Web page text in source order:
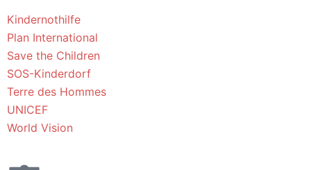
Kindernothilfe
Plan International
Save the Children
SOS-Kinderdorf
Terre des Hommes
UNICEF
World Vision